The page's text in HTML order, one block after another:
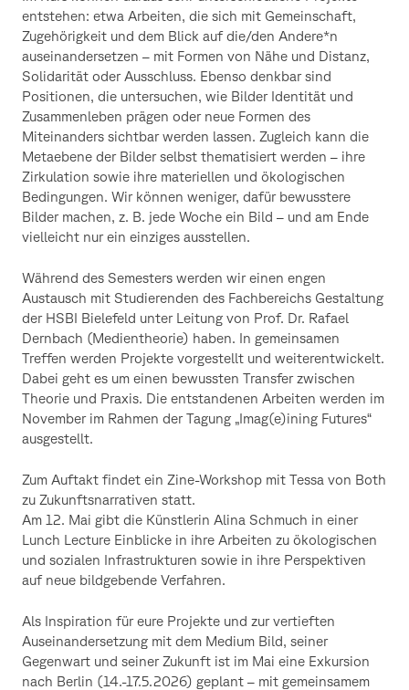
entstehen: etwa Arbeiten, die sich mit Gemeinschaft,
Zugehörigkeit und dem Blick auf die/den Andere*n
auseinandersetzen – mit Formen von Nähe und Distanz,
Solidarität oder Ausschluss. Ebenso denkbar sind
Positionen, die untersuchen, wie Bilder Identität und
Zusammenleben prägen oder neue Formen des
Miteinanders sichtbar werden lassen. Zugleich kann die
Metaebene der Bilder selbst thematisiert werden – ihre
Zirkulation sowie ihre materiellen und ökologischen
Bedingungen. Wir können weniger, dafür bewusstere
Bilder machen, z. B. jede Woche ein Bild – und am Ende
vielleicht nur ein einziges ausstellen.
Während des Semesters werden wir einen engen
Austausch mit Studierenden des Fachbereichs Gestaltung
der HSBI Bielefeld unter Leitung von Prof. Dr. Rafael
Dernbach (Medientheorie) haben. In gemeinsamen
Treffen werden Projekte vorgestellt und weiterentwickelt.
Dabei geht es um einen bewussten Transfer zwischen
Theorie und Praxis. Die entstandenen Arbeiten werden im
November im Rahmen der Tagung „Imag(e)ining Futures“
ausgestellt.
Zum Auftakt findet ein Zine-Workshop mit Tessa von Both
zu Zukunftsnarrativen statt.
Am 12. Mai gibt die Künstlerin Alina Schmuch in einer
Lunch Lecture Einblicke in ihre Arbeiten zu ökologischen
und sozialen Infrastrukturen sowie in ihre Perspektiven
auf neue bildgebende Verfahren.
Als Inspiration für eure Projekte und zur vertieften
Auseinandersetzung mit dem Medium Bild, seiner
Gegenwart und seiner Zukunft ist im Mai eine Exkursion
nach Berlin (14.-17.5.2026) geplant – mit gemeinsamem